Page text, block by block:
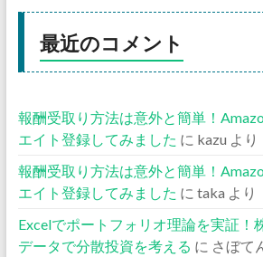
最近のコメント
報酬受取り方法は意外と簡単！
エイト登録してみました に kazu より
報酬受取り方法は意外と簡単！
エイト登録してみました に taka より
Excelでポートフォリオ理論を実証！
データで分散投資を考える に さぼて